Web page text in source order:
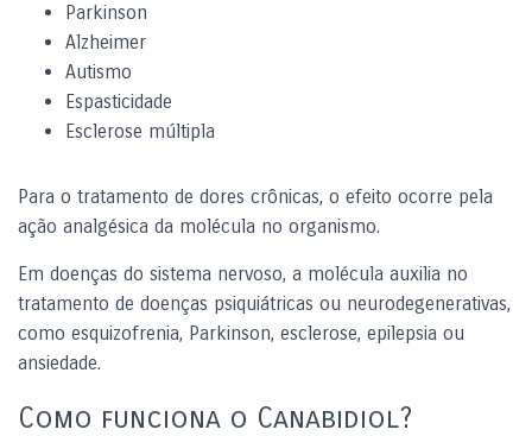
Parkinson
Alzheimer
Autismo
Espasticidade
Esclerose múltipla
Para o tratamento de dores crônicas, o efeito ocorre pela
ação analgésica da molécula no organismo.
Em doenças do sistema nervoso, a molécula auxilia no
tratamento de doenças psiquiátricas ou neurodegenerativas,
como esquizofrenia, Parkinson, esclerose, epilepsia ou
ansiedade.
Como funciona o Canabidiol?